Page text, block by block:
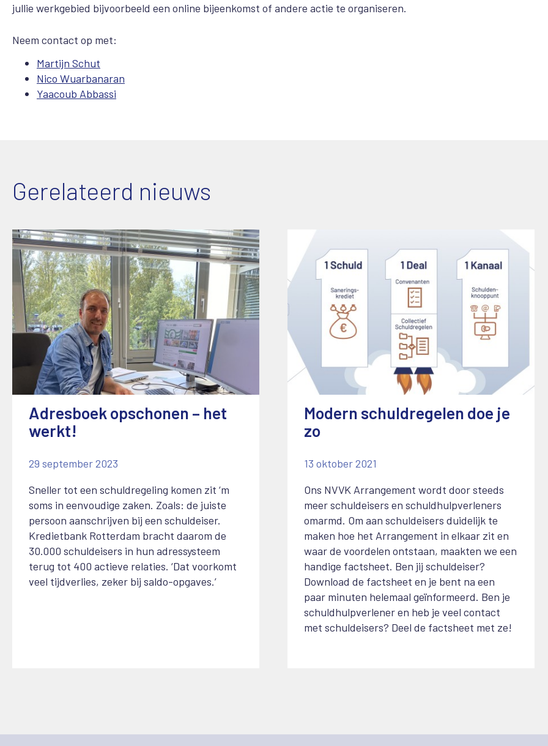
jullie werkgebied bijvoorbeeld een online bijeenkomst of andere actie te organiseren.
Neem contact op met:
Martijn Schut
Nico Wuarbanaran
Yaacoub Abbassi
Gerelateerd nieuws
Adresboek opschonen – het
werkt!
29 september 2023
Sneller tot een schuldregeling komen zit ‘m
soms in eenvoudige zaken. Zoals: de juiste
persoon aanschrijven bij een schuldeiser.
Kredietbank Rotterdam bracht daarom de
30.000 schuldeisers in hun adressysteem
terug tot 400 actieve relaties. ‘Dat voorkomt
veel tijdverlies, zeker bij saldo-opgaves.’
Modern schuldregelen doe je
zo
13 oktober 2021
Ons NVVK Arrangement wordt door steeds
meer schuldeisers en schuldhulpverleners
omarmd. Om aan schuldeisers duidelijk te
maken hoe het Arrangement in elkaar zit en
waar de voordelen ontstaan, maakten we een
handige factsheet. Ben jij schuldeiser?
Download de factsheet en je bent na een
paar minuten helemaal geïnformeerd. Ben je
schuldhulpverlener en heb je veel contact
met schuldeisers? Deel de factsheet met ze!